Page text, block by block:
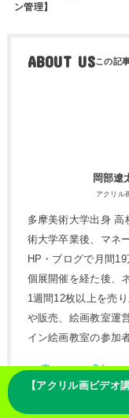
ン管理】
ABOUT US
岡部遼
アクリル
多摩美術大学出身
術大学卒業後、マネ
HP・ブログで月間
個展開催を経た後、
1週間12枚以上を売
や販売、絵画教室運
イン絵画教室の参加
【アクリル画ビデオ